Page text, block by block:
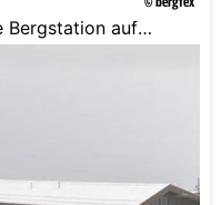
Bergstation auf